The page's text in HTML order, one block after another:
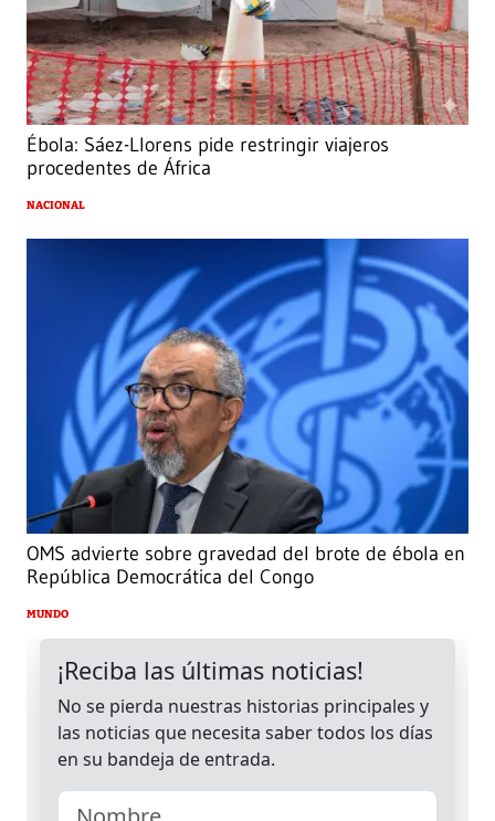
Ébola: Sáez-Llorens pide restringir viajeros
procedentes de África
NACIONAL
OMS advierte sobre gravedad del brote de ébola en
República Democrática del Congo
MUNDO